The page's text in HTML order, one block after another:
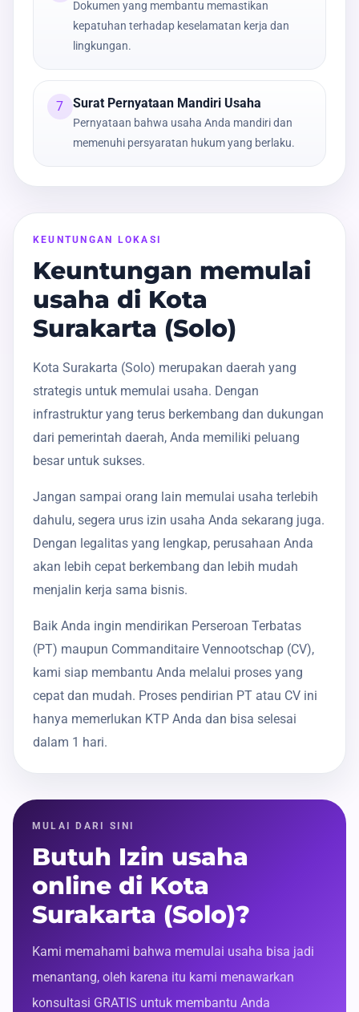
Dokumen yang membantu memastikan
kepatuhan terhadap keselamatan kerja dan
lingkungan.
7 Surat Pernyataan Mandiri Usaha
Pernyataan bahwa usaha Anda mandiri dan
memenuhi persyaratan hukum yang berlaku.
KEUNTUNGAN LOKASI
Keuntungan memulai
usaha di Kota
Surakarta (Solo)
Kota Surakarta (Solo) merupakan daerah yang
strategis untuk memulai usaha. Dengan
infrastruktur yang terus berkembang dan dukungan
dari pemerintah daerah, Anda memiliki peluang
besar untuk sukses.
Jangan sampai orang lain memulai usaha terlebih
dahulu, segera urus izin usaha Anda sekarang juga.
Dengan legalitas yang lengkap, perusahaan Anda
akan lebih cepat berkembang dan lebih mudah
menjalin kerja sama bisnis.
Baik Anda ingin mendirikan Perseroan Terbatas
(PT) maupun Commanditaire Vennootschap (CV),
kami siap membantu Anda melalui proses yang
cepat dan mudah. Proses pendirian PT atau CV ini
hanya memerlukan KTP Anda dan bisa selesai
dalam 1 hari.
MULAI DARI SINI
Butuh Izin usaha
online di Kota
Surakarta (Solo)?
Kami memahami bahwa memulai usaha bisa jadi
menantang, oleh karena itu kami menawarkan
konsultasi GRATIS untuk membantu Anda